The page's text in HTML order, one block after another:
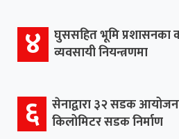
४
घुससहित भूमि प्रशासनका
व्यवसायी नियन्त्रणमा
६ सेनाद्वारा ३२ सडक
किलोमिटर सडक निर्माण